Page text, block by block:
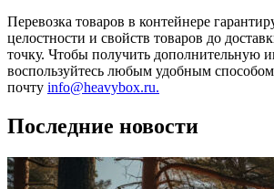
Перевозка товаров в контейнере
целостности и свойств товаров до
точку. Чтобы получить дополнительную
воспользуйтесь любым удобным
почту info@heavybox.ru.
Последние новости